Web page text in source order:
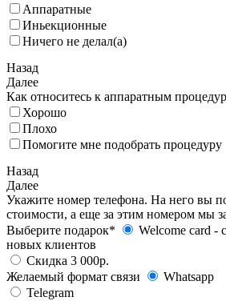
Аппаратные
Иньекционные
Ничего не делал(а)
Назад
Далее
Как относитесь к аппаратным
Хорошо
Плохо
Помогите мне подобрать процедуру
Назад
Далее
Укажите номер телефона. На него вы
стоимости, а еще за этим номером мы
Выберите подарок*
Welcome card -
новых клиентов
Скидка 3 000р.
Желаемый формат связи
Whatsapp
Telegram